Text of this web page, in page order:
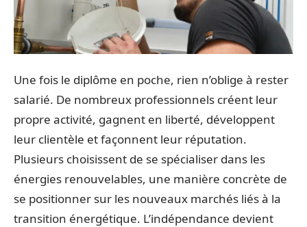
Une fois le diplôme en poche, rien n’oblige à rester
salarié. De nombreux professionnels créent leur
propre activité, gagnent en liberté, développent
leur clientèle et façonnent leur réputation.
Plusieurs choisissent de se spécialiser dans les
énergies renouvelables, une manière concrète de
se positionner sur les nouveaux marchés liés à la
transition énergétique. L’indépendance devient